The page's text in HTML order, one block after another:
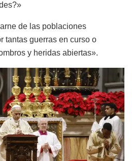
de las poblaciones
tantas guerras en curso o
y heridas abiertas».